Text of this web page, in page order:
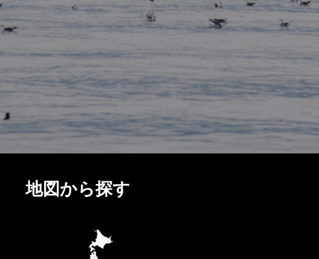
地図から探す